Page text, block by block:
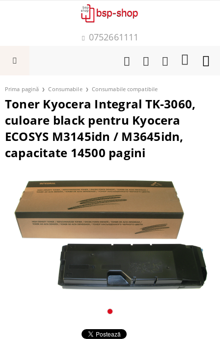
0752661111
Prima pagină Consumabile Consumabile compatibile
Toner Kyocera Integral TK-3060,
culoare black pentru Kyocera
ECOSYS M3145idn / M3645idn,
capacitate 14500 pagini